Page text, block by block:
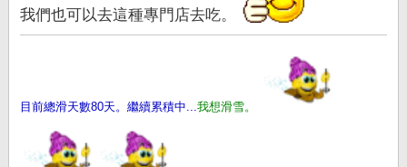
我們也可以去這種專門店去吃。
目前總滑天數80天。繼續累積中... 我想滑雪。